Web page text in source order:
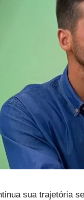
sua trajetória